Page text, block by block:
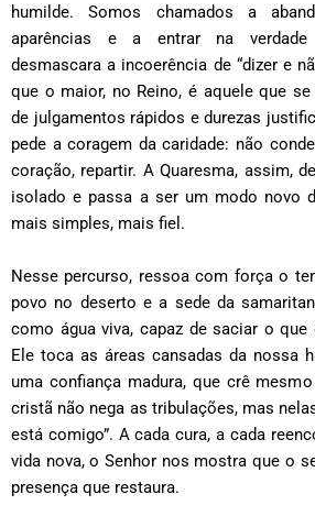
humilde. Somos chamados a
aparências e a entrar na
desmascara a incoerência de “dizer e
que o maior, no Reino, é aquele que
de julgamentos rápidos e durezas
pede a coragem da caridade: não
coração, repartir. A Quaresma, assim,
isolado e passa a ser um modo novo
mais simples, mais fiel.
Nesse percurso, ressoa com força o
povo no deserto e a sede da
como água viva, capaz de saciar o
Ele toca as áreas cansadas da nossa
uma confiança madura, que crê
cristã não nega as tribulações, mas
está comigo”. A cada cura, a cada
vida nova, o Senhor nos mostra que o
presença que restaura.